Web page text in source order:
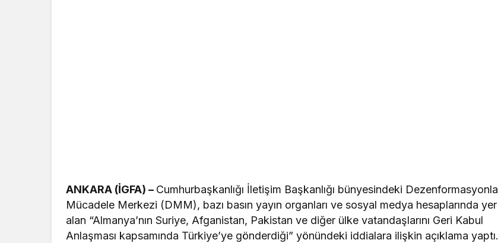
ANKARA (İGFA) – Cumhurbaşkanlığı İletişim Başkanlığı bünyesindeki Dezenformasyonla
Mücadele Merkezi (DMM), bazı basın yayın organları ve sosyal medya hesaplarında yer
alan “Almanya’nın Suriye, Afganistan, Pakistan ve diğer ülke vatandaşlarını Geri Kabul
Anlaşması kapsamında Türkiye’ye gönderdiği” yönündeki iddialara ilişkin açıklama yaptı.